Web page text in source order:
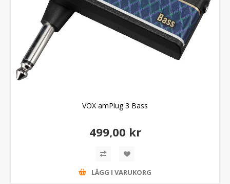
VOX amPlug 3 Bass
499,00 kr
LÄGG I VARUKORG